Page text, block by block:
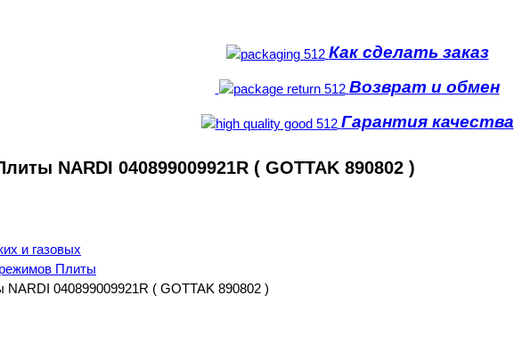
Как сделать заказ
Возврат и обмен
Гарантия качества
NARDI 040899009921R ( GOTTAK 890802 )
и газовых
Плиты
040899009921R ( GOTTAK 890802 )